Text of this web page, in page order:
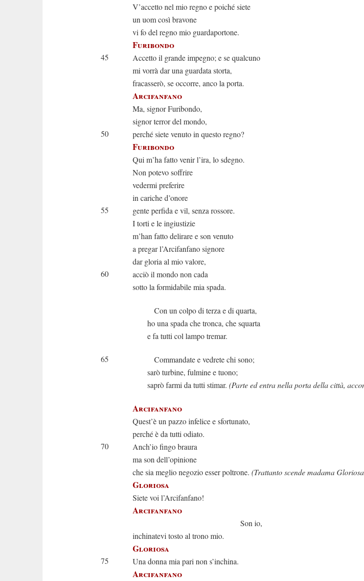
V’accetto nel mio regno e poiché siete
un uom così bravone
vi fo del regno mio guardaportone.
Furibondo
45
Accetto il grande impegno; e se qualcuno
mi vorrà dar una guardata storta,
fracasserò, se occorre, anco la porta.
Arcifanfano
Ma, signor Furibondo,
signor terror del mondo,
50
perché siete venuto in questo regno?
Furibondo
Qui m’ha fatto venir l’ira, lo sdegno.
Non potevo soffrire
vedermi preferire
in cariche d’onore
55
gente perfida e vil, senza rossore.
I torti e le ingiustizie
m’han fatto delirare e son venuto
a pregar l’Arcifanfano signore
dar gloria al mio valore,
60
acciò il mondo non cada
sotto la formidabile mia spada.
Con un colpo di terza e di quarta,
ho una spada che tronca, che squarta
e fa tutti col lampo tremar.
65
Commandate e vedrete chi sono;
sarò turbine, fulmine e tuono;
saprò farmi da tutti stimar. (Parte ed entra nella porta della città,
Arcifanfano
Quest’è un pazzo infelice e sfortunato,
perché è da tutti odiato.
70
Anch’io fingo braura
ma son dell’opinione
che sia meglio negozio esser poltrone. (Trattanto scende madama
Gloriosa
Siete voi l’Arcifanfano!
Arcifanfano
Son io,
inchinatevi tosto al trono mio.
Gloriosa
75 Una donna mia pari non s’inchina.
Arcifanfano